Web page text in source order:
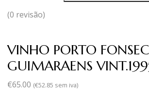
(0 revisão)
VINHO PORTO
GUIMARAENS
€65.00 (€52.85 sem iva)